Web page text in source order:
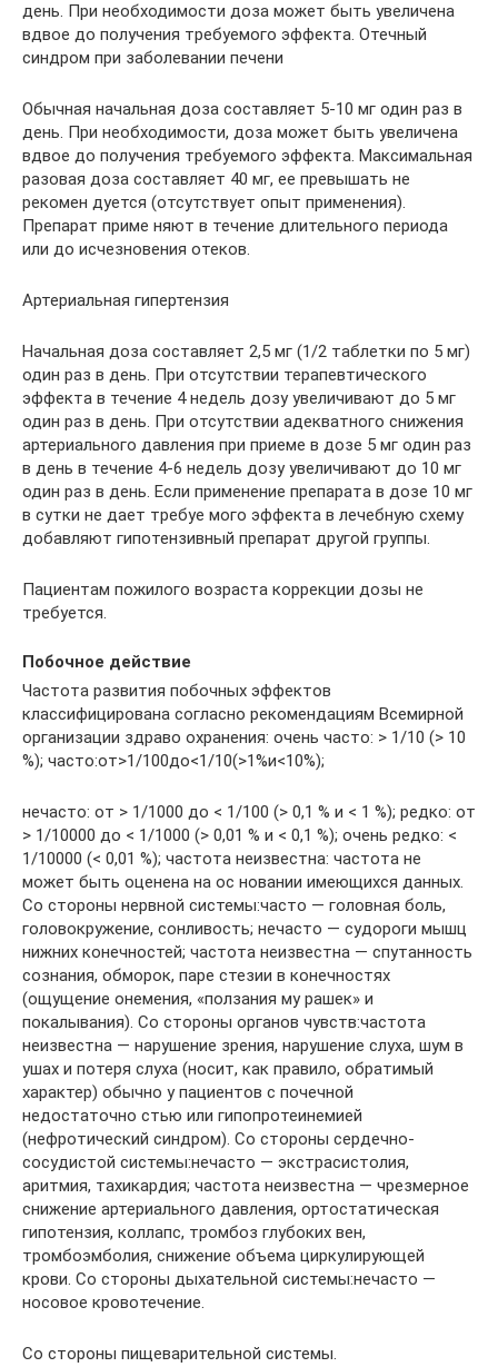
день. При необходимости доза может быть увеличена
вдвое до получения требуемого эффекта. Отечный
синдром при заболевании печени
Обычная начальная доза составляет 5-10 мг один раз в
день. При необходимости, доза может быть увеличена
вдвое до получения требуемого эффекта. Максимальная
разовая доза составляет 40 мг, ее превышать не
рекомен­ дуется (отсутствует опыт применения).
Препарат приме­ няют в течение длительного периода
или до исчезновения отеков.
Артериальная гипертензия
Начальная доза составляет 2,5 мг (1/2 таблетки по 5 мг)
один раз в день. При отсутствии терапевтического
эффекта в течение 4 недель дозу увеличивают до 5 мг
один раз в день. При отсутствии адекватного снижения
артериального давления при приеме в дозе 5 мг один раз
в день в течение 4-6 недель дозу увеличивают до 10 мг
один раз в день. Если применение препарата в дозе 10 мг
в сутки не дает требуе­ мого эффекта в лечебную схему
добавляют гипотензивный препарат другой группы.
Пациентам пожилого возраста коррекции дозы не
требу­ется.
Побочное действие
Частота развития побочных эффектов
классифицирована согласно рекомендациям Всемирной
организации здраво­ охранения: очень часто: > 1/10 (> 10
%); часто:от>1/100до<1/10(>1%и<10%);
нечасто: от > 1/1000 до < 1/100 (> 0,1 % и < 1 %); редко: от
> 1/10000 до < 1/1000 (> 0,01 % и < 0,1 %); очень редко: <
1/10000 (< 0,01 %); частота неизвестна: частота не
может быть оценена на ос­ новании имеющихся данных.
Со стороны нервной системы:часто — головная боль,
головокружение, сонливость; нечасто — судороги мышц
нижних конечностей; частота неизвестна — спутанность
сознания, обморок, паре­ стезии в конечностях
(ощущение онемения, «ползания му­ рашек» и
покалывания). Со стороны органов чувств:частота
неизвестна — нарушение зрения, нарушение слуха, шум в
ушах и потеря слуха (носит, как правило, обратимый
характер) обычно у пациентов с почечной
недостаточно­ стью или гипопротеинемией
(нефротический синдром). Со стороны сердечно-
сосудистой системы:нечасто — экстрасистолия,
аритмия, тахикардия; частота неизвестна — чрезмерное
снижение артериального давления, ортостатическая
гипотензия, коллапс, тромбоз глубоких вен,
тромбоэмболия, снижение объема циркулиру­ющей
крови. Со стороны дыхательной системы:нечасто —
носовое кровотечение.
Со стороны пищеварительной системы.